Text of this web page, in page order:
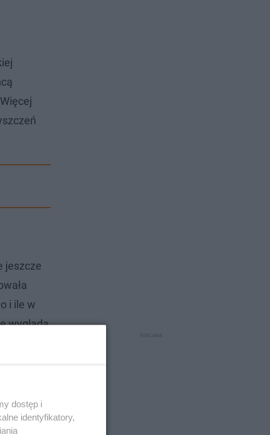
jeszcze
i ile w
wygląda
drzew.
dostęp i
identyfikatory,